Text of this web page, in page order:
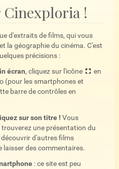
Cinexploria !
d'extraits de films, qui vous
la géographie du cinéma. C'est
précisions :
écran, cliquez sur l'icône
en
(pour les smartphones et
barre de contrôles en
sur son titre ! Vous
une présentation du
d'autres films
laisser des commentaires.
: ce site est peu